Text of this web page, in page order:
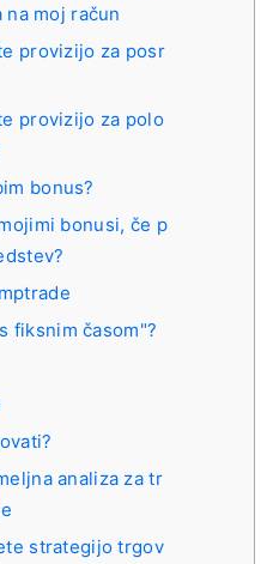
moj račun
provizijo za posr
provizijo za polo
bonus?
bonusi, če p
fiksnim časom"?
analiza za tr
strategijo trgov